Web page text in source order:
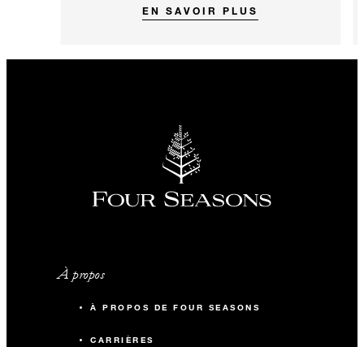
EN SAVOIR PLUS
À propos
À PROPOS DE FOUR SEASONS
CARRIÈRES